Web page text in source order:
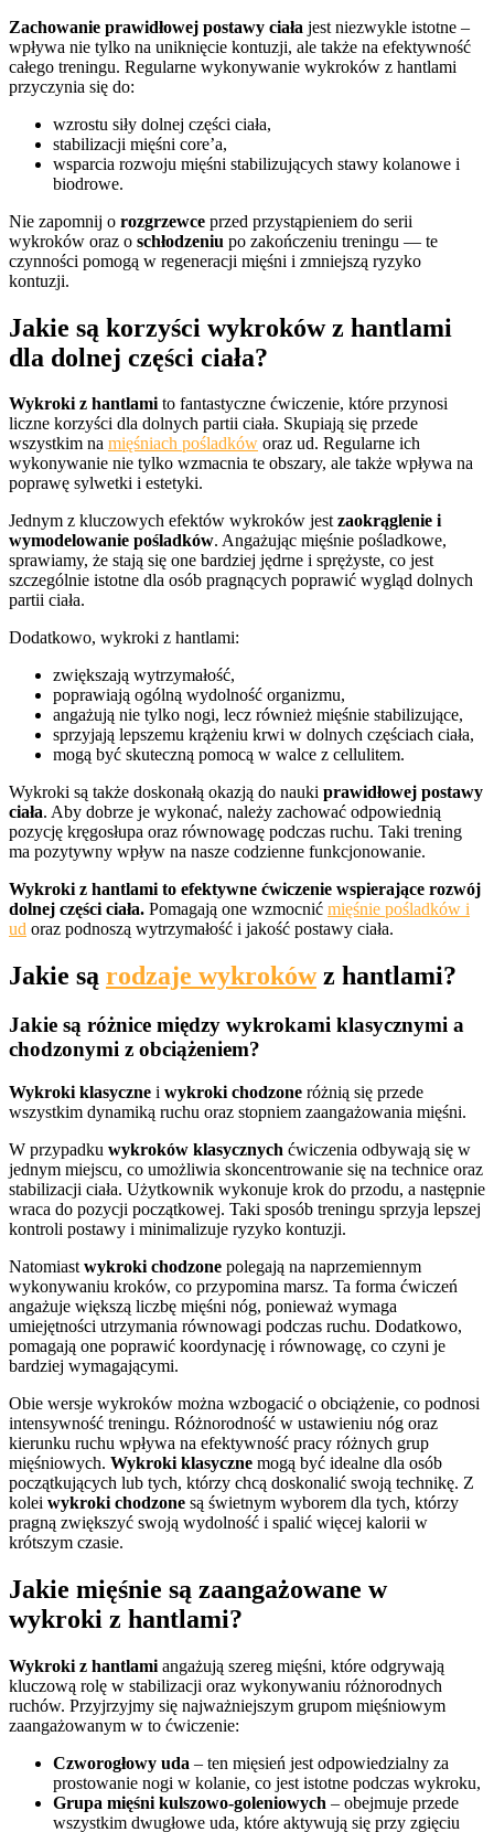
Zachowanie prawidłowej postawy ciała jest niezwykle istotne –
wpływa nie tylko na uniknięcie kontuzji, ale także na efektywność
całego treningu. Regularne wykonywanie wykroków z hantlami
przyczynia się do:
wzrostu siły dolnej części ciała,
stabilizacji mięśni core’a,
wsparcia rozwoju mięśni stabilizujących stawy kolanowe i
biodrowe.
Nie zapomnij o rozgrzewce przed przystąpieniem do serii
wykroków oraz o schłodzeniu po zakończeniu treningu — te
czynności pomogą w regeneracji mięśni i zmniejszą ryzyko
kontuzji.
Jakie są korzyści wykroków z hantlami
dla dolnej części ciała?
Wykroki z hantlamito fantastyczne ćwiczenie, które przynosi
liczne korzyści dla dolnych partii ciała. Skupiają się przede
wszystkim na mięśniach pośladków oraz ud. Regularne ich
wykonywanie nie tylko wzmacnia te obszary, ale także wpływa na
poprawę sylwetki i estetyki.
Jednym z kluczowych efektów wykroków jestzaokrąglenie i
wymodelowanie pośladków. Angażując mięśnie pośladkowe,
sprawiamy, że stają się one bardziej jędrne i sprężyste, co jest
szczególnie istotne dla osób pragnących poprawić wygląd dolnych
partii ciała.
Dodatkowo, wykroki z hantlami:
zwiększają wytrzymałość,
poprawiają ogólną wydolność organizmu,
angażują nie tylko nogi, lecz również mięśnie stabilizujące,
sprzyjają lepszemu krążeniu krwi w dolnych częściach ciała,
mogą być skuteczną pomocą w walce z cellulitem.
Wykroki są także doskonałą okazją do nauki prawidłowej postawy
ciała. Aby dobrze je wykonać, należy zachować odpowiednią
pozycję kręgosłupa oraz równowagę podczas ruchu. Taki trening
ma pozytywny wpływ na nasze codzienne funkcjonowanie.
Wykroki z hantlami to efektywne ćwiczenie wspierające rozwój
dolnej części ciała. Pomagają one wzmocnić mięśnie pośladków i
ud oraz podnoszą wytrzymałość i jakość postawy ciała.
Jakie są rodzaje wykrokówz hantlami?
Jakie są różnice między wykrokami klasycznymi a
chodzonymi z obciążeniem?
Wykroki klasyczne i wykroki chodzone różnią się przede
wszystkim dynamiką ruchu oraz stopniem zaangażowania mięśni.
W przypadku wykroków klasycznych ćwiczenia odbywają się w
jednym miejscu, co umożliwia skoncentrowanie się na technice oraz
stabilizacji ciała. Użytkownik wykonuje krok do przodu, a następnie
wraca do pozycji początkowej. Taki sposób treningu sprzyja lepszej
kontroli postawy i minimalizuje ryzyko kontuzji.
Natomiast wykroki chodzone polegają na naprzemiennym
wykonywaniu kroków, co przypomina marsz. Ta forma ćwiczeń
angażuje większą liczbę mięśni nóg, ponieważ wymaga
umiejętności utrzymania równowagi podczas ruchu. Dodatkowo,
pomagają one poprawić koordynację i równowagę, co czyni je
bardziej wymagającymi.
Obie wersje wykroków można wzbogacić o obciążenie, co podnosi
intensywność treningu. Różnorodność w ustawieniu nóg oraz
kierunku ruchu wpływa na efektywność pracy różnych grup
mięśniowych. Wykroki klasyczne mogą być idealne dla osób
początkujących lub tych, którzy chcą doskonalić swoją technikę. Z
kolei wykroki chodzone są świetnym wyborem dla tych, którzy
pragną zwiększyć swoją wydolność i spalić więcej kalorii w
krótszym czasie.
Jakie mięśnie są zaangażowane w
wykroki z hantlami?
Wykroki z hantlami angażują szereg mięśni, które odgrywają
kluczową rolę w stabilizacji oraz wykonywaniu różnorodnych
ruchów. Przyjrzyjmy się najważniejszym grupom mięśniowym
zaangażowanym w to ćwiczenie:
Czworogłowy uda – ten mięsień jest odpowiedzialny za
prostowanie nogi w kolanie, co jest istotne podczas wykroku,
Grupa mięśni kulszowo-goleniowych – obejmuje przede
wszystkim dwugłowe uda, które aktywują się przy zgięciu